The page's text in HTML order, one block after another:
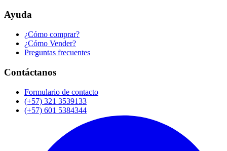
Ayuda
¿Cómo comprar?
¿Cómo Vender?
Preguntas frecuentes
Contáctanos
Formulario de contacto
(+57) 321 3539133
(+57) 601 5384344